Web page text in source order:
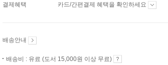
결제혜택 카드/간편결제 혜택을 확인하세요
배송안내
배송비 : 유료 (도서 15,000원 이상 무료)